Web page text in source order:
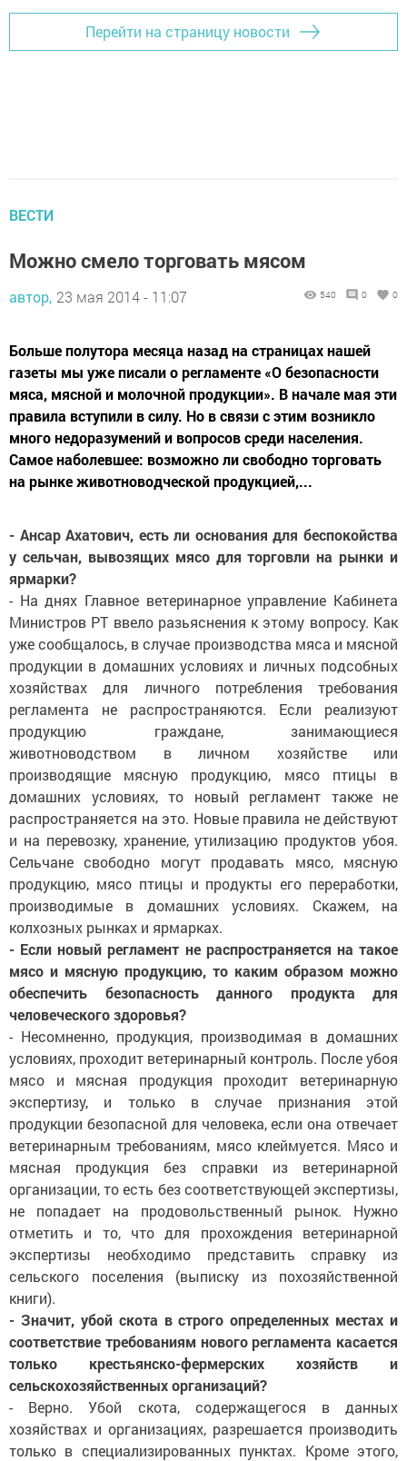
Перейти на страницу новости
ВЕСТИ
Можно смело торговать мясом
автор, 23 мая 2014 - 11:07 540 0 0
Больше полутора месяца назад на страницах нашей
газеты мы уже писали о регламенте «О безопасности
мяса, мясной и молочной продукции». В начале мая эти
правила вступили в силу. Но в связи с этим возникло
много недоразумений и вопросов среди населения.
Самое наболевшее: возможно ли свободно торговать
на рынке животноводческой продукцией,...
- Ансар Ахатович, есть ли основания для беспокойства
у сельчан, вывозящих мясо для торговли на рынки и
ярмарки?
- На днях Главное ветеринарное управление Кабинета
Министров РТ ввело разьяснения к этому вопросу. Как
уже сообщалось, в случае производства мяса и мясной
продукции в домашних условиях и личных подсобных
хозяйствах для личного потребления требования
регламента не распространяются. Если реализуют
продукцию граждане, занимающиеся
животноводством в личном хозяйстве или
производящие мясную продукцию, мясо птицы в
домашних условиях, то новый регламент также не
распространяется на это. Новые правила не действуют
и на перевозку, хранение, утилизацию продуктов убоя.
Сельчане свободно могут продавать мясо, мясную
продукцию, мясо птицы и продукты его переработки,
производимые в домашних условиях. Скажем, на
колхозных рынках и ярмарках.
- Если новый регламент не распространяется на такое
мясо и мясную продукцию, то каким образом можно
обеспечить безопасность данного продукта для
человеческого здоровья?
- Несомненно, продукция, производимая в домашних
условиях, проходит ветеринарный контроль. После убоя
мясо и мясная продукция проходит ветеринарную
экспертизу, и только в случае признания этой
продукции безопасной для человека, если она отвечает
ветеринарным требованиям, мясо клеймуется. Мясо и
мясная продукция без справки из ветеринарной
организации, то есть без соответствующей экспертизы,
не попадает на продовольственный рынок. Нужно
отметить и то, что для прохождения ветеринарной
экспертизы необходимо представить справку из
сельского поселения (выписку из похозяйственной
книги).
- Значит, убой скота в строго определенных местах и
соответствие требованиям нового регламента касается
только крестьянско-фермерских хозяйств и
сельскохозяйственных организаций?
- Верно. Убой скота, содержащегося в данных
хозяйствах и организациях, разрешается производить
только в специализированных пунктах. Кроме этого,